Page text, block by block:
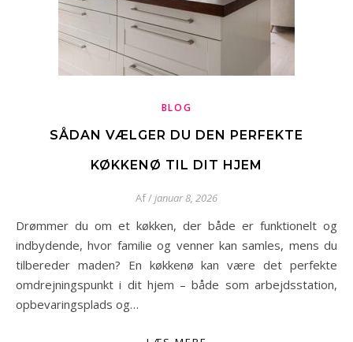
BLOG
SÅDAN VÆLGER DU DEN PERFEKTE
KØKKENØ TIL DIT HJEM
Af/januar 8, 2026
Drømmer du om et køkken, der både er funktionelt og
indbydende, hvor familie og venner kan samles, mens du
tilbereder maden? En køkkenø kan være det perfekte
omdrejningspunkt i dit hjem – både som arbejdsstation,
opbevaringsplads og…